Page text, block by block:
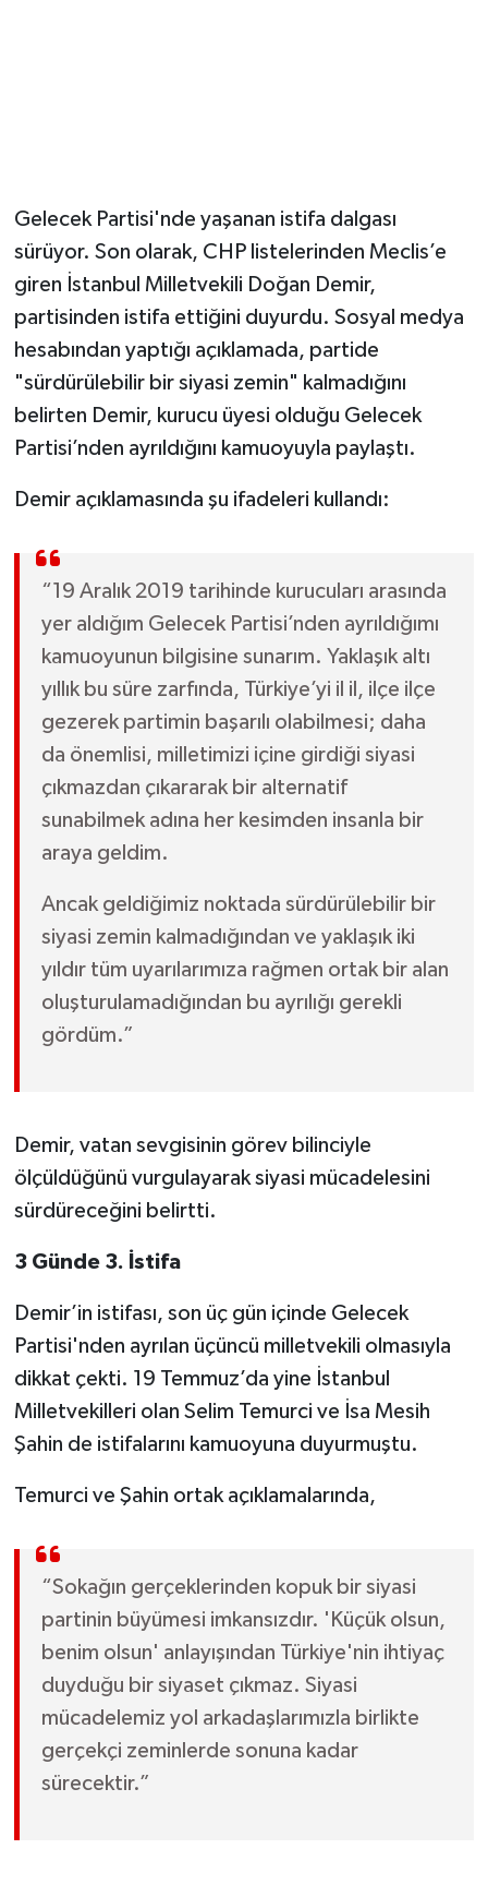
Gelecek Partisi'nde yaşanan istifa dalgası
sürüyor. Son olarak, CHP listelerinden Meclis’e
giren İstanbul Milletvekili Doğan Demir,
partisinden istifa ettiğini duyurdu. Sosyal medya
hesabından yaptığı açıklamada, partide
"sürdürülebilir bir siyasi zemin" kalmadığını
belirten Demir, kurucu üyesi olduğu Gelecek
Partisi’nden ayrıldığını kamuoyuyla paylaştı.
Demir açıklamasında şu ifadeleri kullandı:
“19 Aralık 2019 tarihinde kurucuları arasında
yer aldığım Gelecek Partisi’nden ayrıldığımı
kamuoyunun bilgisine sunarım. Yaklaşık altı
yıllık bu süre zarfında, Türkiye’yi il il, ilçe ilçe
gezerek partimin başarılı olabilmesi; daha
da önemlisi, milletimizi içine girdiği siyasi
çıkmazdan çıkararak bir alternatif
sunabilmek adına her kesimden insanla bir
araya geldim.
Ancak geldiğimiz noktada sürdürülebilir bir
siyasi zemin kalmadığından ve yaklaşık iki
yıldır tüm uyarılarımıza rağmen ortak bir alan
oluşturulamadığından bu ayrılığı gerekli
gördüm.”
Demir, vatan sevgisinin görev bilinciyle
ölçüldüğünü vurgulayarak siyasi mücadelesini
sürdüreceğini belirtti.
3 Günde 3. İstifa
Demir’in istifası, son üç gün içinde Gelecek
Partisi'nden ayrılan üçüncü milletvekili olmasıyla
dikkat çekti. 19 Temmuz’da yine İstanbul
Milletvekilleri olan Selim Temurci ve İsa Mesih
Şahin de istifalarını kamuoyuna duyurmuştu.
Temurci ve Şahin ortak açıklamalarında,
“Sokağın gerçeklerinden kopuk bir siyasi
partinin büyümesi imkansızdır. 'Küçük olsun,
benim olsun' anlayışından Türkiye'nin ihtiyaç
duyduğu bir siyaset çıkmaz. Siyasi
mücadelemiz yol arkadaşlarımızla birlikte
gerçekçi zeminlerde sonuna kadar
sürecektir.”